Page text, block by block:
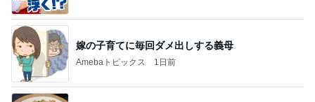
嫁の子育てに毎回ダメ出しする義母
Amebaトピックス 1日前